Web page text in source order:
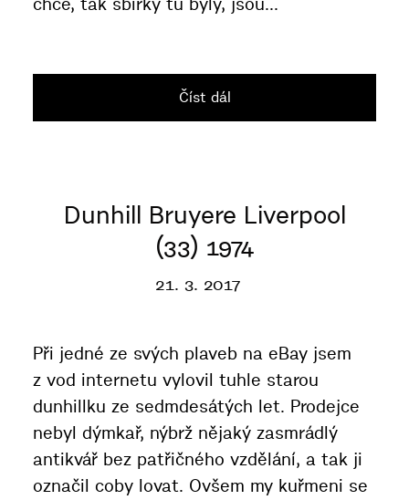
chce, tak sbírky tu byly, jsou...
Číst dál
Dunhill Bruyere Liverpool
(33) 1974
21. 3. 2017
Při jedné ze svých plaveb na eBay jsem
z vod internetu vylovil tuhle starou
dunhillku ze sedmdesátých let. Prodejce
nebyl dýmkař, nýbrž nějaký zasmrádlý
antikvář bez patřičného vzdělání, a tak ji
označil coby lovat. Ovšem my kuřmeni se